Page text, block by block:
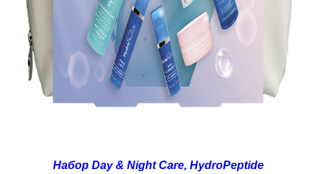
Набор Day & Night Care, HydroPeptide